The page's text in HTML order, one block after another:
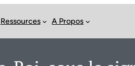
Ressources A Propos